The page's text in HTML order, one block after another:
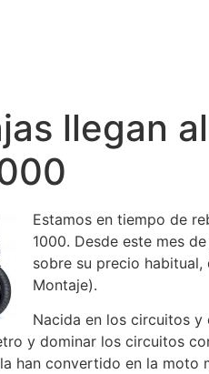
llegan
Estamos en tiempo de
1000. Desde este mes
sobre su precio
Montaje).
Nacida en los circuitos y
y dominar los circuitos
han convertido en la moto